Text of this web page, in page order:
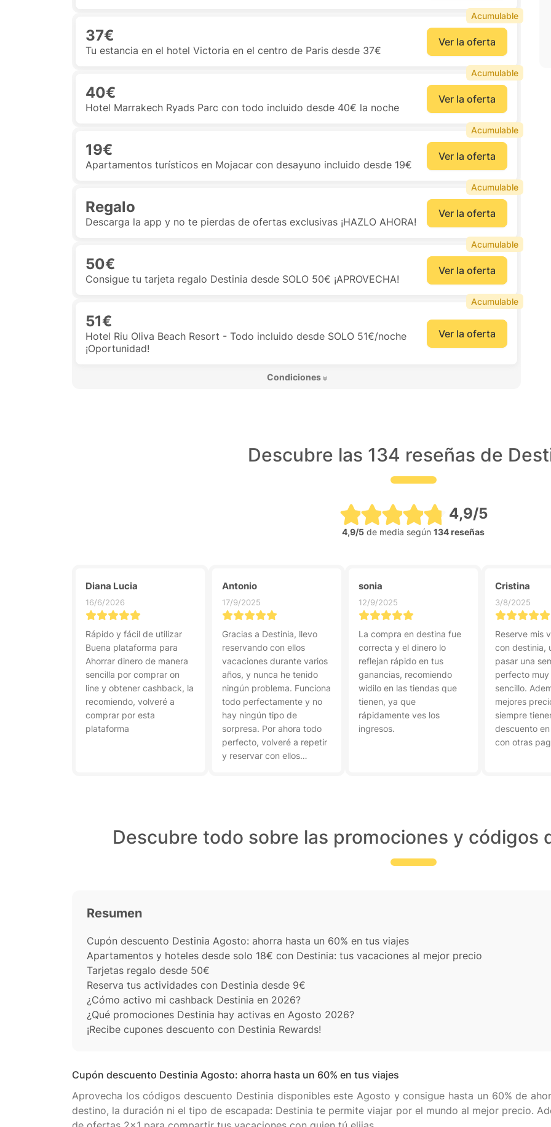
37€
Tu estancia en el hotel Victoria en el centro de Paris desde 37€
Ver la oferta
Acumulable
40€
Hotel Marrakech Ryads Parc con todo incluido desde 40€ la noche
Ver la oferta
Acumulable
19€
Apartamentos turísticos en Mojacar con desayuno incluido desde 19€
Ver la oferta
Acumulable
Regalo
Descarga la app y no te pierdas de ofertas exclusivas ¡HAZLO AHORA!
Ver la oferta
Acumulable
50€
Consigue tu tarjeta regalo Destinia desde SOLO 50€ ¡APROVECHA!
Ver la oferta
Acumulable
51€
Hotel Riu Oliva Beach Resort - Todo incluido desde SOLO 51€/noche
¡Oportunidad!
Ver la oferta
Condiciones
Acumulable
Descubre las 134 reseñas de
4,9/5
4,9/5 de media según 134 reseñas
Diana Lucia
16/6/2026
Rápido y fácil de utilizar
Buena plataforma para
Ahorrar dinero de manera
sencilla por comprar on
line y obtener cashback, la
recomiendo, volveré a
comprar por esta
plataforma
Antonio
17/9/2025
Gracias a Destinia, llevo
reservando con ellos
vacaciones durante varios
años, y nunca he tenido
ningún problema. Funciona
todo perfectamente y no
hay ningún tipo de
sorpresa. Por ahora todo
perfecto, volveré a repetir
y reservar con ellos
sonia
12/9/2025
La compra en destina fue
correcta y el dinero lo
reflejan rápido en tus
ganancias, recomiendo
widilo en las tiendas que
tienen, ya que
rápidamente ves los
ingresos.
Cristina
3/8/2025
Reserve mis
con destinia,
pasar una
perfecto
sencillo.
mejores
siempre
descuento
con otras
Descubre todo sobre las promociones y códigos
Resumen
Cupón descuento Destinia Agosto: ahorra hasta un 60% en tus viajes
Apartamentos y hoteles desde solo 18€ con Destinia: tus vacaciones al mejor precio
Tarjetas regalo desde 50€
Reserva tus actividades con Destinia desde 9€
¿Cómo activo mi cashback Destinia en 2026?
¿Qué promociones Destinia hay activas en Agosto 2026?
¡Recibe cupones descuento con Destinia Rewards!
Cupón descuento Destinia Agosto: ahorra hasta un 60% en tus viajes
Aprovecha los códigos descuento Destinia disponibles este Agosto y consigue hasta un 60% de
destino, la duración ni el tipo de escapada: Destinia te permite viajar por el mundo al mejor precio.